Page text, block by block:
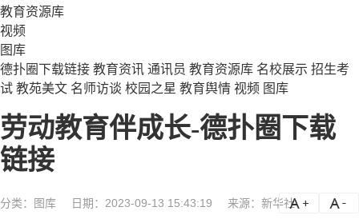
教育资源库
视频
图库
德扑圈下载链接 教育资讯 通讯员 教育资源库 名校展示 招生考
试 教苑美文 名师访谈 校园之星 教育舆情 视频 图库
劳动教育伴成长-德扑圈下载
链接
分类： 图库 日期：2023-09-13 15:43:19 来源：新华社